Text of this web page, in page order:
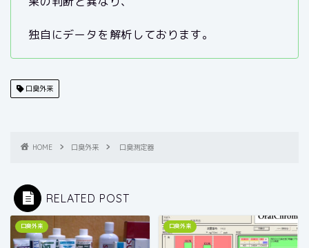
独自にデータを解析しております。
口臭外来
HOME 口臭外来 口臭測定器
RELATED POST
口臭外来 口臭外来